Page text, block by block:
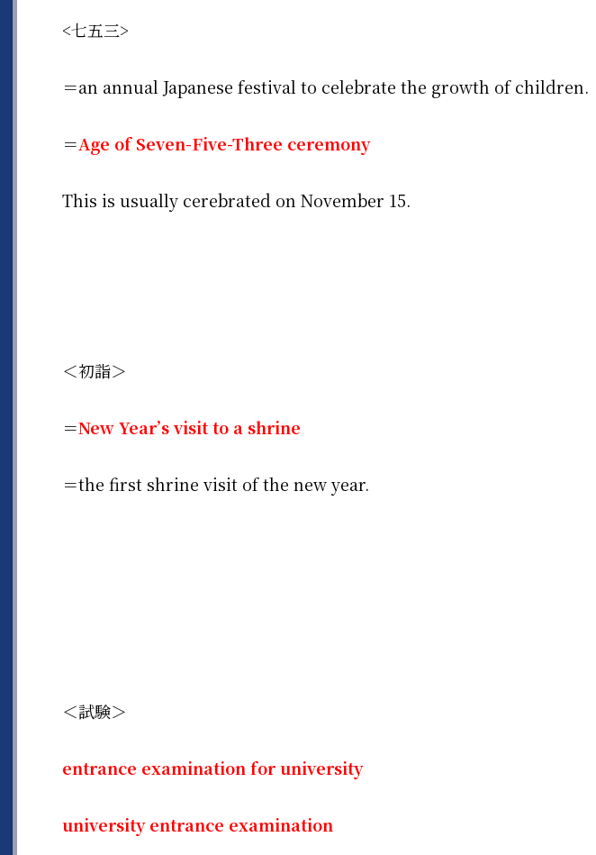
<七五三>
＝an annual Japanese festival to celebrate the growth of children.
＝Age of Seven-Five-Three ceremony
This is usually cerebrated on November 15.
＜初詣＞
＝New Year’s visit to a shrine
＝the first shrine visit of the new year.
＜試験＞
entrance examination for university
university entrance examination